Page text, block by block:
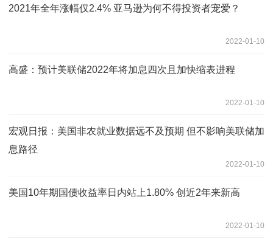
2021年全年涨幅仅2.4% 亚马逊为何不得投资者宠爱？
2022-01-10
高盛：预计美联储2022年将加息四次且加快缩表进程
2022-01-10
宏观日报：美国非农就业数据远不及预期 但不影响美联储加
息路径
2022-01-10
美国10年期国债收益率日内站上1.80% 创近2年来新高
2022-01-10